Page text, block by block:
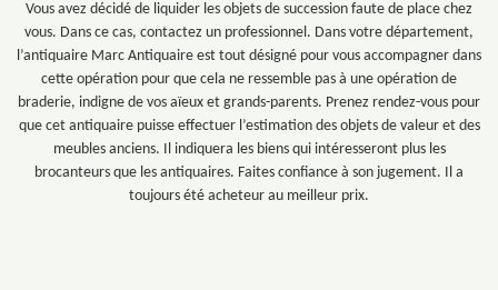
Vous avez décidé de liquider les objets de succession faute de place chez
vous. Dans ce cas, contactez un professionnel. Dans votre département,
l’antiquaire Marc Antiquaire est tout désigné pour vous accompagner dans
cette opération pour que cela ne ressemble pas à une opération de
braderie, indigne de vos aïeux et grands-parents. Prenez rendez-vous pour
que cet antiquaire puisse effectuer l’estimation des objets de valeur et des
meubles anciens. Il indiquera les biens qui intéresseront plus les
brocanteurs que les antiquaires. Faites confiance à son jugement. Il a
toujours été acheteur au meilleur prix.